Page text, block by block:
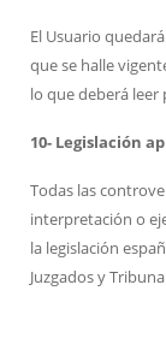
El Usuario
que se halle
lo que deberá leer
10- Legislación
Todas las
interpretación o
la legislación
Juzgados y